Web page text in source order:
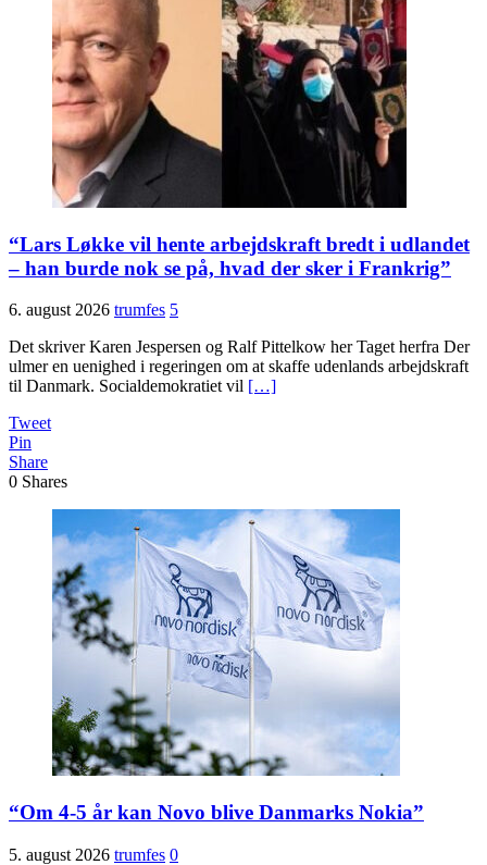
“Lars Løkke vil hente arbejdskraft bredt i udlandet
– han burde nok se på, hvad der sker i Frankrig”
6. august 2026 trumfes 5
Det skriver Karen Jespersen og Ralf Pittelkow her Taget herfra Der
ulmer en uenighed i regeringen om at skaffe udenlands arbejdskraft
til Danmark. Socialdemokratiet vil […]
Tweet
Pin
Share
0 Shares
“Om 4-5 år kan Novo blive Danmarks Nokia”
5. august 2026 trumfes 0